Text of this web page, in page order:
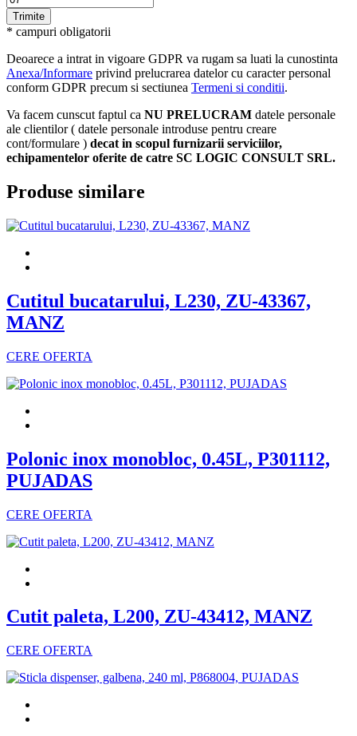
* campuri obligatorii
Deoarece a intrat in vigoare GDPR va rugam sa luati la cunostinta
Anexa/Informare privind prelucrarea datelor cu caracter personal
conform GDPR precum si sectiunea Termeni si conditii.
Va facem cunscut faptul ca NU PRELUCRAM datele personale
ale clientilor ( datele personale introduse pentru creare
cont/formulare ) decat in scopul furnizarii serviciilor,
echipamentelor oferite de catre SC LOGIC CONSULT SRL.
Produse similare
Cutitul bucatarului, L230, ZU-43367,
MANZ
CERE OFERTA
Polonic inox monobloc, 0.45L, P301112,
PUJADAS
CERE OFERTA
Cutit paleta, L200, ZU-43412, MANZ
CERE OFERTA